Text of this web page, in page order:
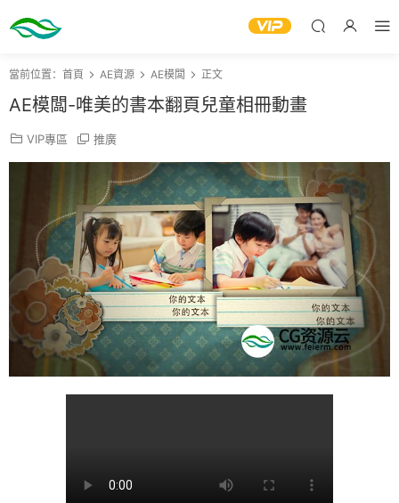
當前位置： 首頁 AE資源 AE模闆 正文
AE模闆-唯美的書本翻頁兒童相冊動畫
VIP專區 推廣